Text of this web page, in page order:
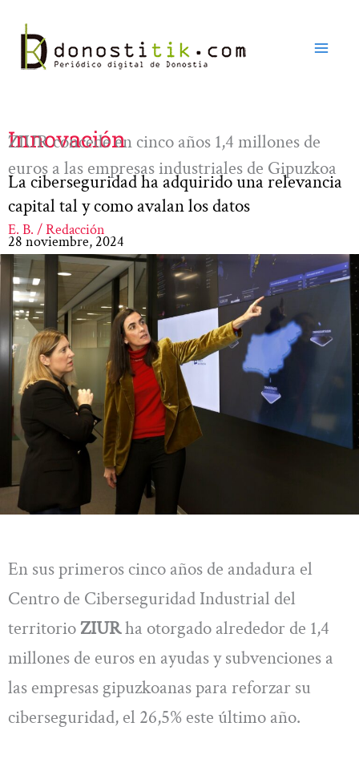
contenido
Innovación
ZIUR concede en cinco años 1,4 millones de
euros a las empresas industriales de Gipuzkoa
La ciberseguridad ha adquirido una relevancia
capital tal y como avalan los datos
E. B. / Redacción
28 noviembre, 2024
En sus primeros cinco años de andadura el
Centro de Ciberseguridad Industrial del
territorioZIURha otorgado alrededor de 1,4
millones de euros en ayudas y subvenciones a
las empresas gipuzkoanas para reforzar su
ciberseguridad, el 26,5% este último año.